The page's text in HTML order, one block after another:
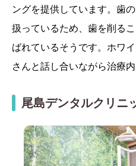
ングを提供しています。歯
扱っているため、歯を削る
ばれているそうです。ホワ
さんと話し合いながら治療
尾島デンタルクリニ